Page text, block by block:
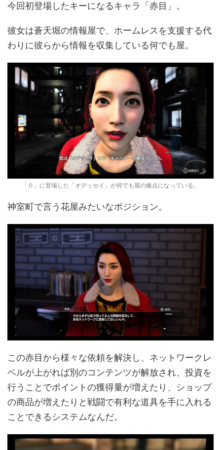
今回初登場したキーになるキャラ「赤目」。
彼女は蒼天堀の情報屋で、ホームレスを支援する代
わりに彼らから情報を収集している何でも屋。
「０」に登場した「オデッセイ」が何でも屋の拠点になっている。
神室町で言う花屋みたいなポジション。
この赤目から様々な依頼を解決し、ネットワークレ
ベルが上がれば別のコンテンツが解放され、投資を
行うことでポイントの獲得量が増えたり、ショップ
の商品が増えたりと戦闘で有利な道具を手に入れる
ことできるシステムなんだ。